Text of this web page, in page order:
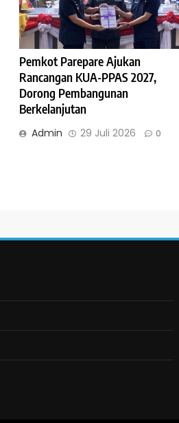
Pemkot Parepare Ajukan
Rancangan KUA-PPAS 2027,
Dorong Pembangunan
Berkelanjutan
Admin 29 Juli 2026 0